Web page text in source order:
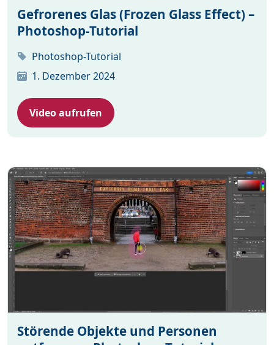
Gefrorenes Glas (Frozen Glass Effect) –
Photoshop-Tutorial
Photoshop-Tutorial
1. Dezember 2024
Video aufrufen
Störende Objekte und Personen